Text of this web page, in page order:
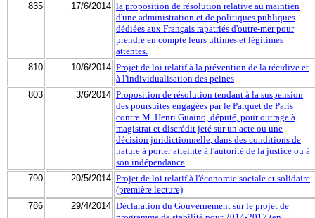
835
17/6/2014 la proposition de résolution relative au maintien
d'une administration et de politiques publiques
dédiées aux Français rapatriés d'outre-mer pour
prendre en compte leurs ultimes et légitimes
attentes.
810
10/6/2014 Projet de loi relatif à la prévention de la récidive et
à l'individualisation des peines
803
3/6/2014 Proposition de résolution tendant à la suspension
des poursuites engagées par le Parquet de Paris
contre M. Henri Guaino, député, pour outrage à
magistrat et discrédit jeté sur un acte ou une
décision juridictionnelle, dans des conditions de
nature à porter atteinte à l'autorité de la justice ou à
son indépendance
790
20/5/2014 Projet de loi relatif à l'économie sociale et solidaire
(première lecture)
786
29/4/2014 Déclaration du Gouvernement sur le projet de